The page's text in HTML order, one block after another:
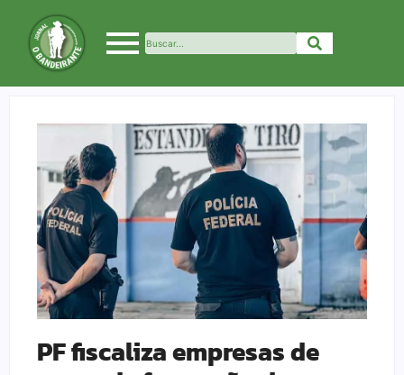
PF fiscaliza empresas de